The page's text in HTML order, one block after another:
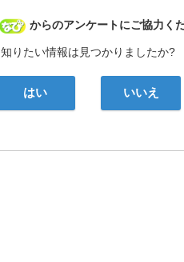
病院なび
からのアンケートにご協力くだ
知りたい情報は見つかりましたか?
はい いいえ